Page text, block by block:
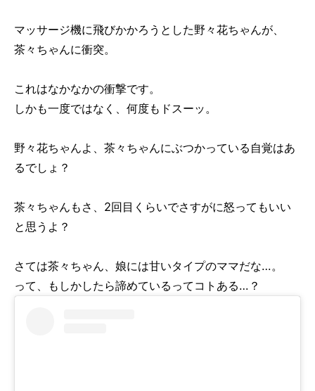
マッサージ機に飛びかかろうとした野々花ちゃんが、
茶々ちゃんに衝突。
これはなかなかの衝撃です。
しかも一度ではなく、何度もドスーッ。
野々花ちゃんよ、茶々ちゃんにぶつかっている自覚はあ
るでしょ？
茶々ちゃんもさ、2回目くらいでさすがに怒ってもいい
と思うよ？
さては茶々ちゃん、娘には甘いタイプのママだな…。
って、もしかしたら諦めているってコトある…？